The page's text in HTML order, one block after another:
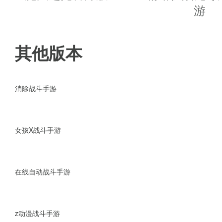
2、提高成长基金投资钻石汇报
3、充值比例1：200，首充1：400
6、提高贵宾特权及月卡钻石产出
游
其他版本
消除战斗手游
女孩X战斗手游
在线自动战斗手游
z动漫战斗手游